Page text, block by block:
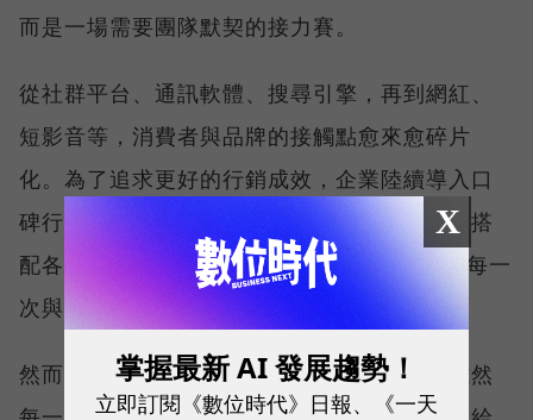
而是一場需要團隊默契的接力賽。
從社群平台、通訊軟體、搜尋引擎，再到網紅、
短影音等，消費者與品牌的接觸點愈來愈碎片
化。為了追求更好的行銷成效，企業陸續導入口
碑行銷、廣告投放、會員經營等不同策略，並搭
配各式各樣的 MarTech 工具，希望精準掌握每一
次與消費者互動的機會。
然而，這些行銷策略就如同接力賽的跑者，雖然
X
掌握最新 AI 發展趨勢！
立即訂閱《數位時代》日報、《一天